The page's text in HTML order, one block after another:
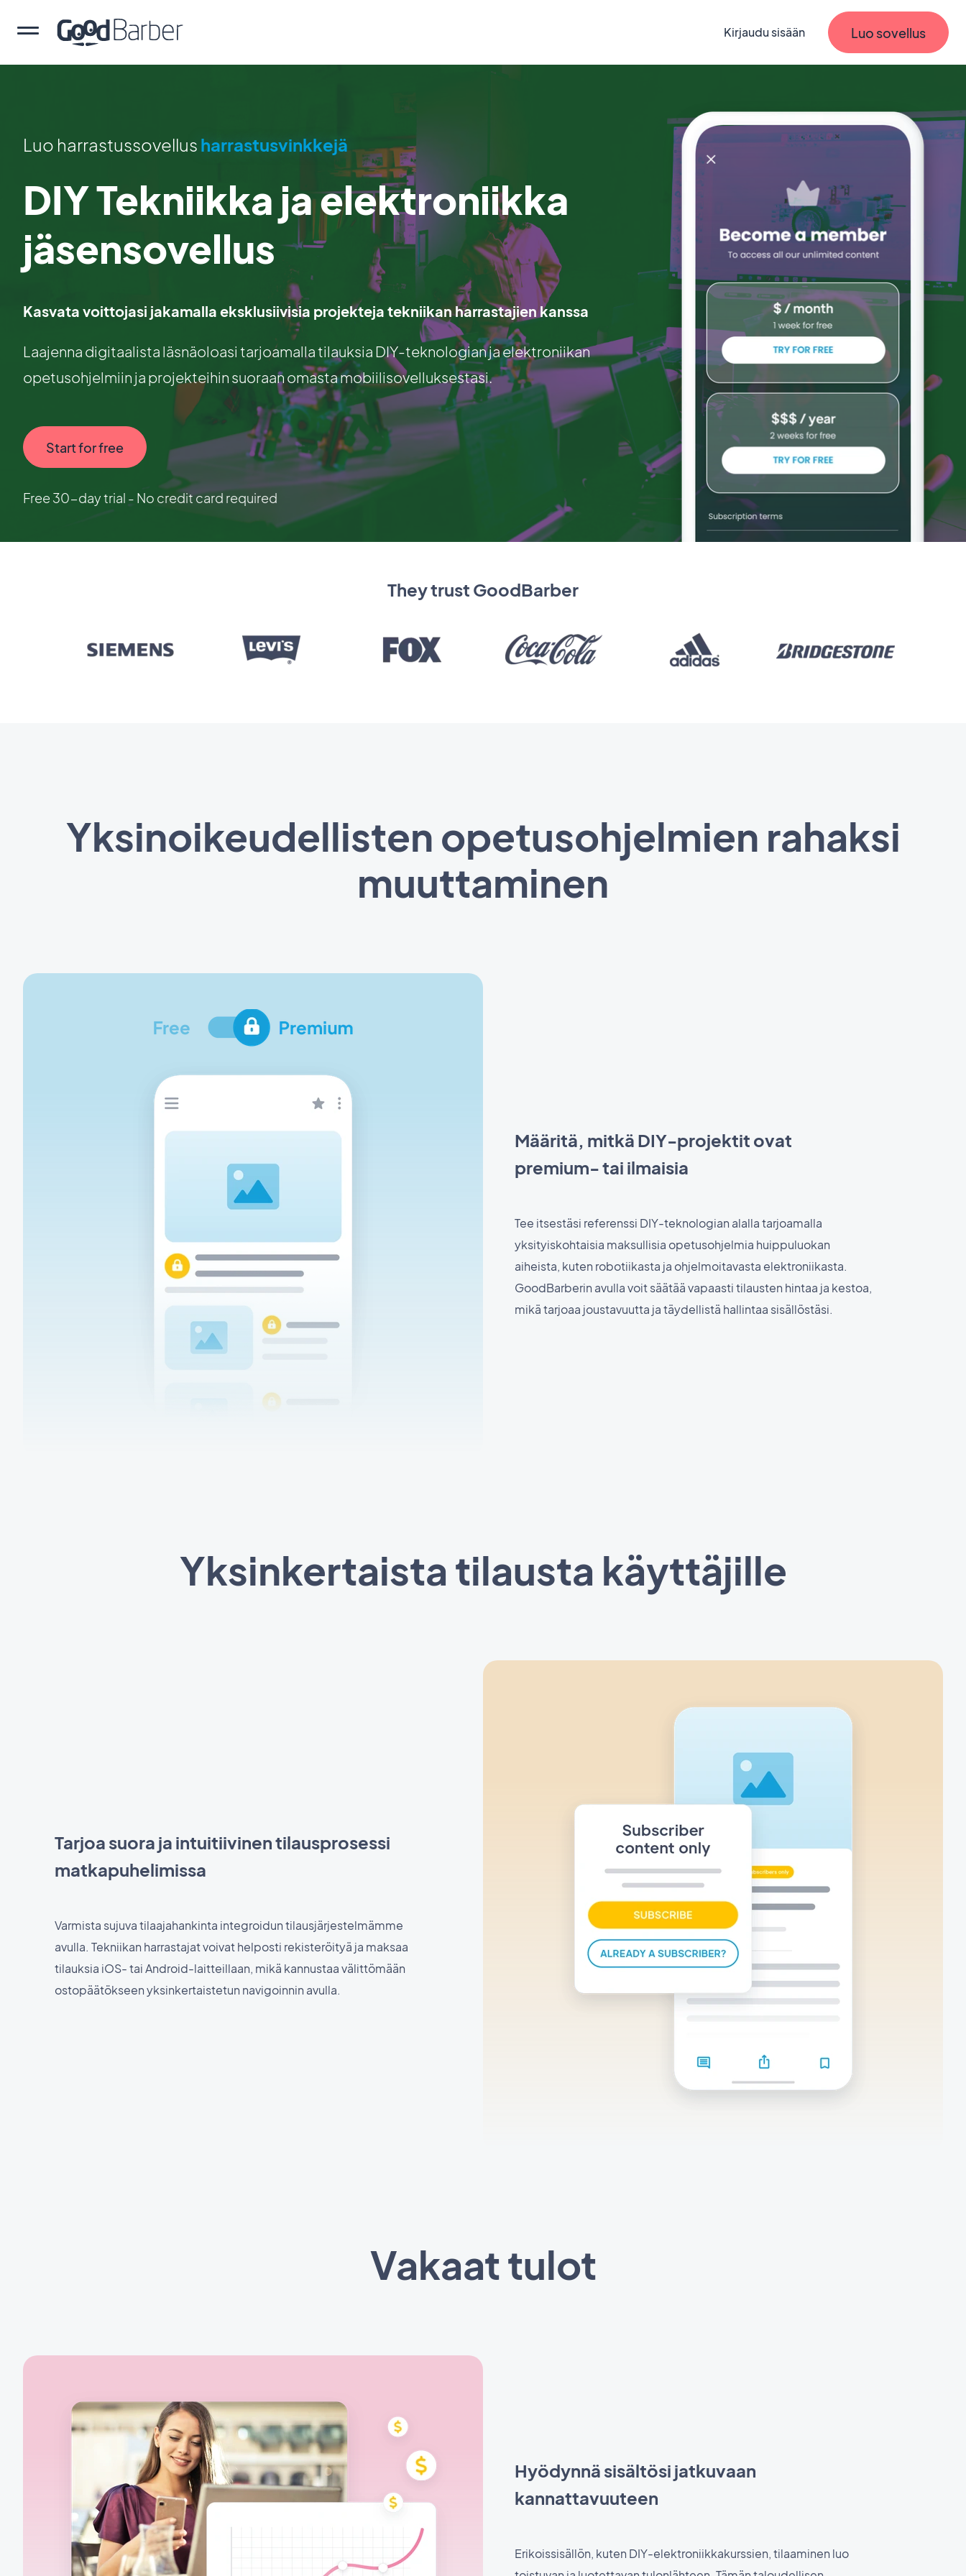
Kirjaudu sisään Luo sovellus
Luo harrastussovellus harrastusvinkkejä
DIY Tekniikka ja elektroniikka
jäsensovellus
Kasvata voittojasi jakamalla eksklusiivisia projekteja tekniikan harrastajien kanssa
Laajenna digitaalista läsnäoloasi tarjoamalla tilauksia DIY-teknologian ja elektroniikan
opetusohjelmiin ja projekteihin suoraan omasta mobiilisovelluksestasi.
Start for free
Free 30-day trial - No credit card required
They trust GoodBarber
Yksinoikeudellisten opetusohjelmien rahaksi
muuttaminen
Määritä, mitkä DIY-projektit ovat
premium- tai ilmaisia
Tee itsestäsi referenssi DIY-teknologian alalla tarjoamalla
yksityiskohtaisia maksullisia opetusohjelmia huippuluokan
aiheista, kuten robotiikasta ja ohjelmoitavasta elektroniikasta.
GoodBarberin avulla voit säätää vapaasti tilausten hintaa ja kestoa,
mikä tarjoaa joustavuutta ja täydellistä hallintaa sisällöstäsi.
Yksinkertaista tilausta käyttäjille
Tarjoa suora ja intuitiivinen tilausprosessi
matkapuhelimissa
Varmista sujuva tilaajahankinta integroidun tilausjärjestelmämme
avulla. Tekniikan harrastajat voivat helposti rekisteröityä ja maksaa
tilauksia iOS- tai Android-laitteillaan, mikä kannustaa välittömään
ostopäätökseen yksinkertaistetun navigoinnin avulla.
Vakaat tulot
Hyödynnä sisältösi jatkuvaan
kannattavuuteen
Erikoissisällön, kuten DIY-elektroniikkakurssien, tilaaminen luo